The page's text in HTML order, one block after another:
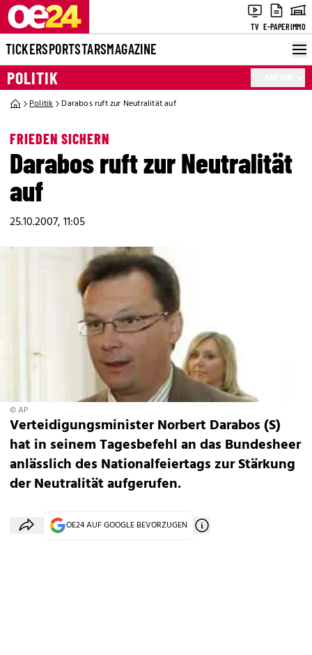
TV E-PAPERIMMO
TICKERSPORTSTARSMAGAZINE
POLITIK
Politik Darabos ruft zur Neutralität auf
FRIEDEN SICHERN
Darabos ruft zur Neutralität
auf
25.10.2007, 11:05
© AP
Verteidigungsminister Norbert Darabos (S)
hat in seinem Tagesbefehl an das Bundesheer
anlässlich des Nationalfeiertags zur Stärkung
der Neutralität aufgerufen.
OE24 AUF GOOGLE BEVORZUGEN